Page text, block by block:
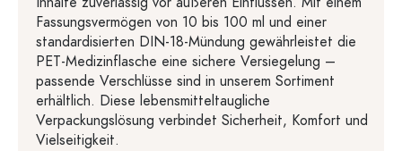
Fassungsvermögen von 10 bis 100 ml und einer
standardisierten DIN-18-Mündung gewährleistet die
PET-Medizinflasche eine sichere Versiegelung –
passende Verschlüsse sind in unserem Sortiment
erhältlich. Diese lebensmitteltaugliche
Verpackungslösung verbindet Sicherheit, Komfort und
Vielseitigkeit.